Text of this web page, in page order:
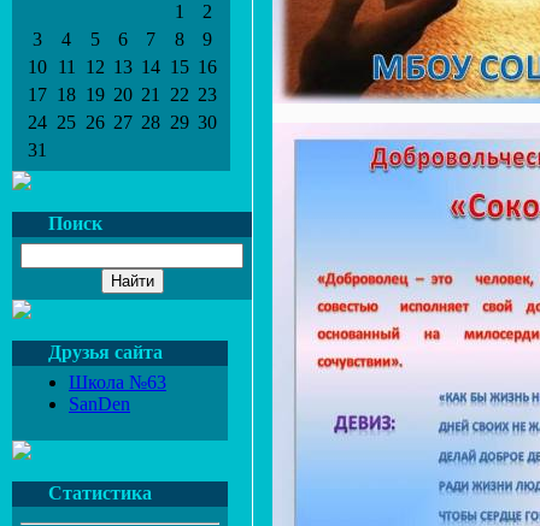
1
2
3
4 5 6 7 8
9
10
11 12 13 14 15 16
17 18 19 20 21 22 23
24 25 26 27 28 29 30
31
Поиск
Друзья сайта
Школа №63
SanDen
Статистика